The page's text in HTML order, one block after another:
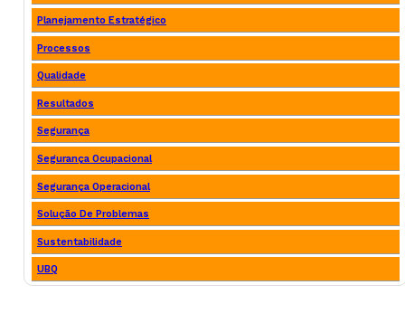
Planejamento Estratégico
Processos
Qualidade
Resultados
Segurança
Segurança Ocupacional
Segurança Operacional
Solução De Problemas
Sustentabilidade
UBQ